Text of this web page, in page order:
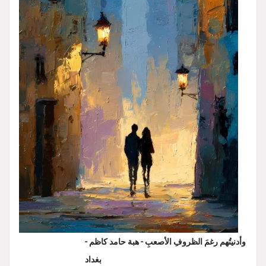
وأدنيتُهم رغمَ الظروفِ الأصعبِ - هبة حامد كاظم -
بغداد